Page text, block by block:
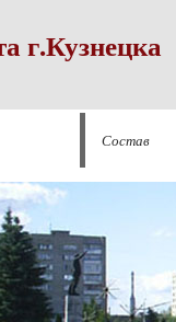
г.Кузнецка
Состав